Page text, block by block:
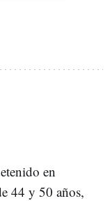
en
44 y 50 años,